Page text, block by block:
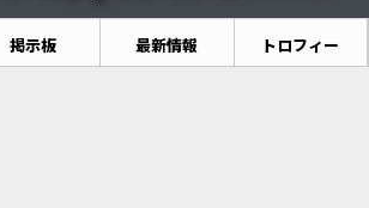
掲示板 最新情報 トロフィー